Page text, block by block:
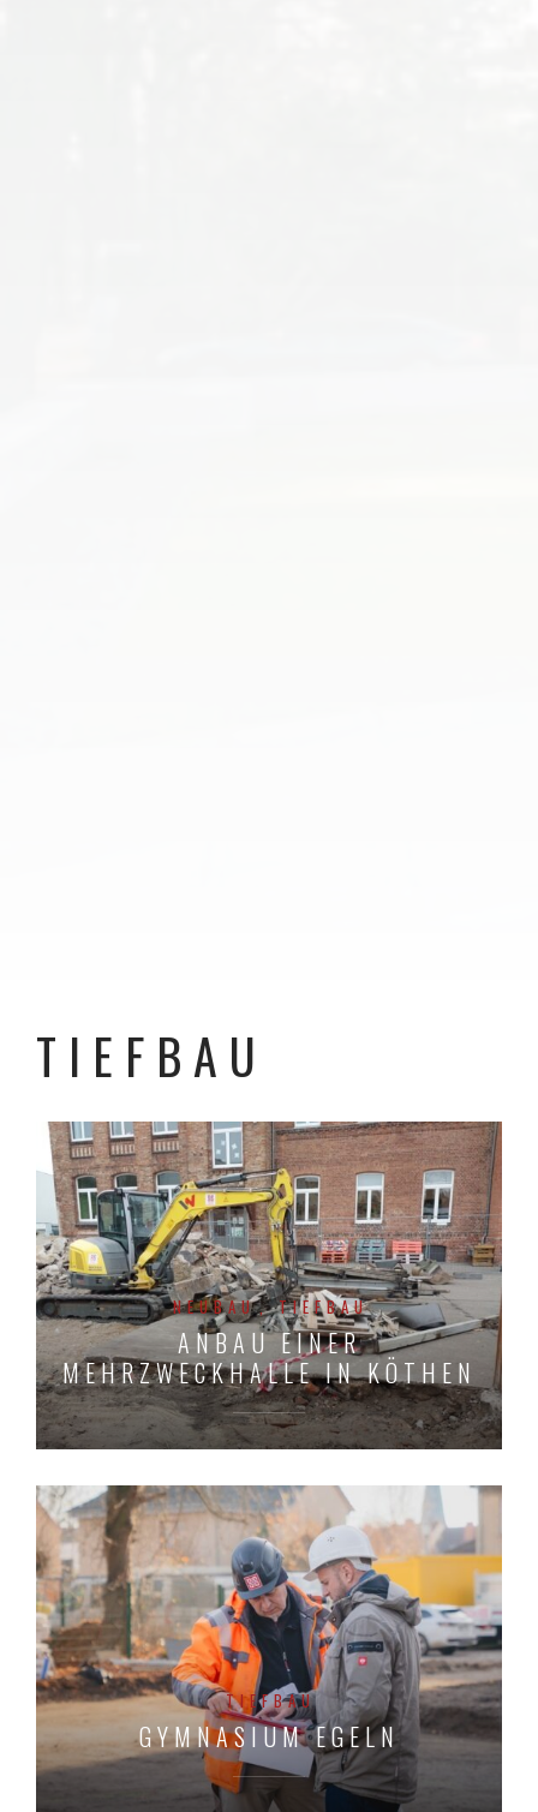
TIEFBAU
NEUBAU TIEFBAU
ANBAU EINER
MEHRZWECKHALLE IN KÖTHEN
TIEFBAU
GYMNASIUM EGELN